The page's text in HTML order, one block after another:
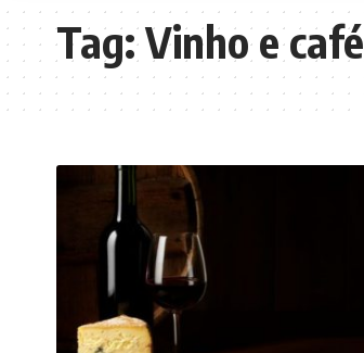
Tag:Vinho e café